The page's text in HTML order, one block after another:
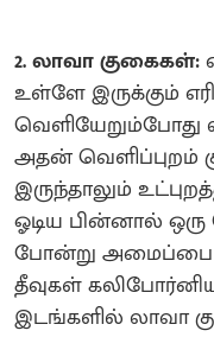
2. லாவா குகைகள்:
உள்ளே இருக்கும்
வெளியேறும்போது
அதன் வெளிப்புறம்
இருந்தாலும்
ஓடிய பின்னால்
போன்று அமைப்பை
தீவுகள்
இடங்களில் லாவா